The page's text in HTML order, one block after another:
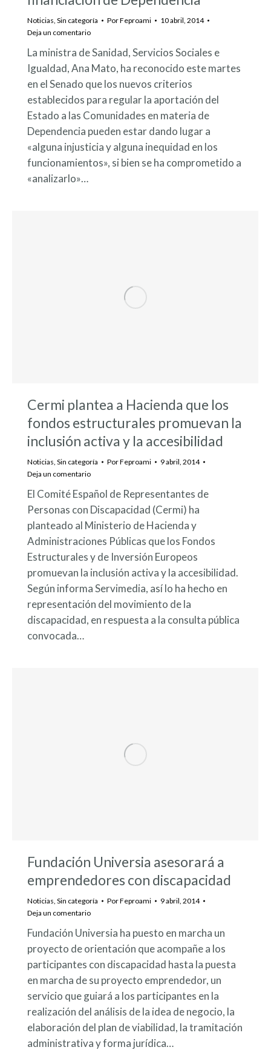
Noticias Sin categoría PorFeproami
10 abril, 2014
Deja un comentario
La ministra de Sanidad, Servicios Sociales e
Igualdad, Ana Mato, ha reconocido este martes
en el Senado que los nuevos criterios
establecidos para regular la aportación del
Estado a las Comunidades en materia de
Dependencia pueden estar dando lugar a
«alguna injusticia y alguna inequidad en los
funcionamientos», si bien se ha comprometido a
«analizarlo»…
Cermi plantea a Hacienda que los
fondos estructurales promuevan la
inclusión activa y la accesibilidad
Noticias Sin categoría PorFeproami
9 abril, 2014
Deja un comentario
El Comité Español de Representantes de
Personas con Discapacidad (Cermi) ha
planteado al Ministerio de Hacienda y
Administraciones Públicas que los Fondos
Estructurales y de Inversión Europeos
promuevan la inclusión activa y la accesibilidad.
Según informa Servimedia, así lo ha hecho en
representación del movimiento de la
discapacidad, en respuesta a la consulta pública
convocada…
Fundación Universia asesorará a
emprendedores con discapacidad
Noticias Sin categoría PorFeproami
9 abril, 2014
Deja un comentario
Fundación Universia ha puesto en marcha un
proyecto de orientación que acompañe a los
participantes con discapacidad hasta la puesta
en marcha de su proyecto emprendedor, un
servicio que guiará a los participantes en la
realización del análisis de la idea de negocio, la
elaboración del plan de viabilidad, la tramitación
administrativa y forma jurídica…